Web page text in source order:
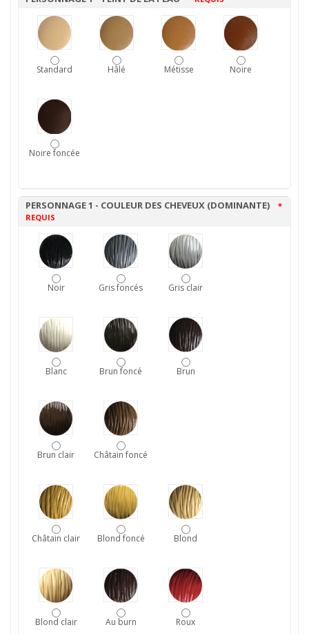
Standard Hâlé Métisse Noire
Noire foncée
PERSONNAGE 1 - COULEUR DES CHEVEUX (DOMINANTE) *
REQUIS
Noir Gris foncés Gris clair
Blanc Brun foncé Brun
Brun clair Châtain foncé
Châtain clair Blond foncé Blond
Blond clair Au burn Roux